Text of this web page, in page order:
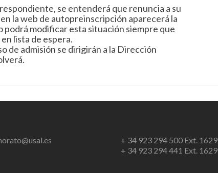
se entenderá que renuncia a su
la web de autopreinscripción aparecerá la
podrá modificar esta situación siempre que
lista de espera.
de admisión se dirigirán a la Dirección
+ 34 923 294 500 Ext. 1629
+ 34 923 294 441 Ext. 1629